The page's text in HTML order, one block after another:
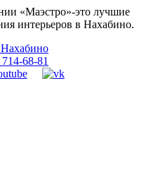
«Маэстро»-это лучшие
интерьеров в Нахабино.
68-81